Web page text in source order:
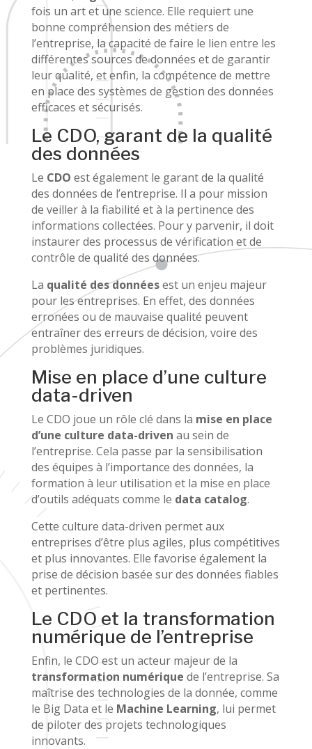
fois un art et une science. Elle requiert une
bonne compréhension des métiers de
l’entreprise, la capacité de faire le lien entre les
différentes sources de données et de garantir
leur qualité, et enfin, la compétence de mettre
en place des systèmes de gestion des données
efficaces et sécurisés.
Le CDO, garant de la qualité
des données
Le CDO est également le garant de la qualité
des données de l’entreprise. Il a pour mission
de veiller à la fiabilité et à la pertinence des
informations collectées. Pour y parvenir, il doit
instaurer des processus de vérification et de
contrôle de qualité des données.
La qualité des donnéesest un enjeu majeur
pour les entreprises. En effet, des données
erronées ou de mauvaise qualité peuvent
entraîner des erreurs de décision, voire des
problèmes juridiques.
Mise en place d’une culture
data-driven
Le CDO joue un rôle clé dans la mise en place
d’une culture data-driven au sein de
l’entreprise. Cela passe par la sensibilisation
des équipes à l’importance des données, la
formation à leur utilisation et la mise en place
d’outils adéquats comme le data catalog.
Cette culture data-driven permet aux
entreprises d’être plus agiles, plus compétitives
et plus innovantes. Elle favorise également la
prise de décision basée sur des données fiables
et pertinentes.
Le CDO et la transformation
numérique de l’entreprise
Enfin, le CDO est un acteur majeur de la
transformation numérique de l’entreprise. Sa
maîtrise des technologies de la donnée, comme
le Big Data et le Machine Learning, lui permet
de piloter des projets technologiques
innovants.